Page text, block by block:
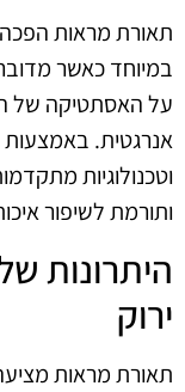
תאורת מראות הפכה
במיוחד כאשר
על האסתטיקה של
אנרגטית.
וטכנולוגיות
ותורמת לשיפור
היתרונות
ירוק
תאורת מראות מציעה